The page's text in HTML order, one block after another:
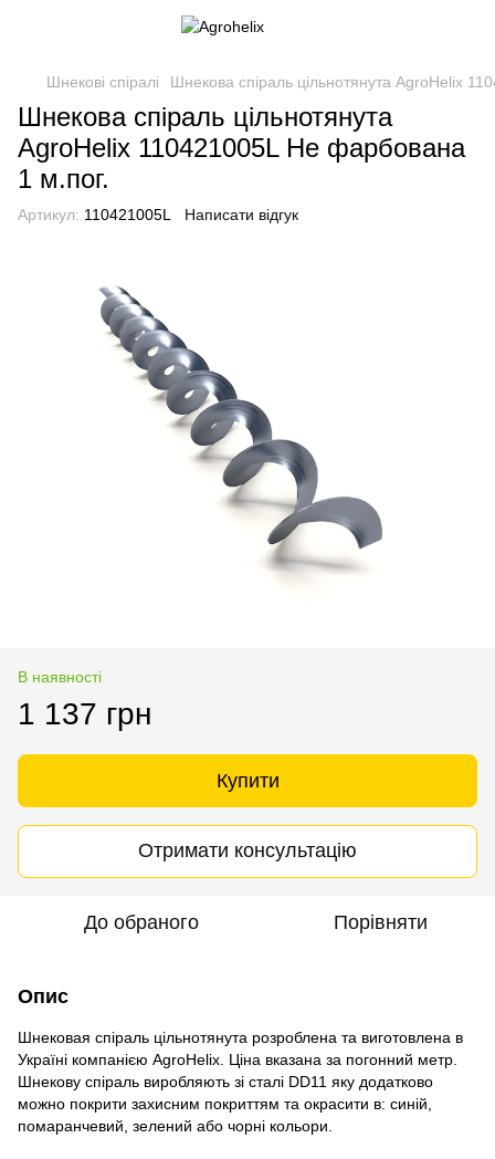
Шнекові спіралі Шнекова спіраль цільнотянута AgroHelix
Шнекова спіраль цільнотянута
AgroHelix 110421005L Не фарбована
1 м.пог.
Артикул: 110421005L Написати відгук
В наявності
1 137 грн
Купити
Отримати консультацію
До обраного Порівняти
Опис
Шнековая спіраль цільнотянута розроблена та виготовлена в
Україні компанією AgroHelix. Ціна вказана за погонний метр.
Шнекову спіраль виробляють зі сталі DD11 яку додатково
можно покрити захисним покриттям та окрасити в: синій,
помаранчевий, зелений або чорні кольори.